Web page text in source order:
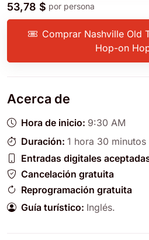
53,78 $ por persona
Comprar Nashville Old
Hop-on
Acerca de
Hora de inicio: 9:30 AM
Duración: 1 hora 30 minutos
Entradas digitales
Cancelación gratuita
Reprogramación gratuita
Guía turístico: Inglés.